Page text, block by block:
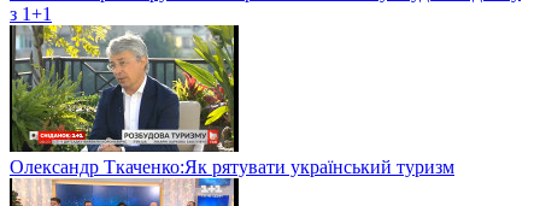
з 1+1
Олександр Ткаченко:Як рятувати український туризм